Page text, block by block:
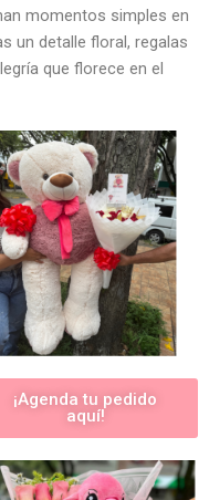
momentos simples en
un detalle floral, regalas
que florece en el
¡Agenda tu pedido
aquí!